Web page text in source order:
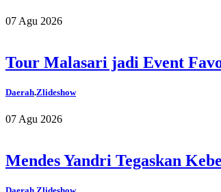
07 Agu 2026
Tour Malasari jadi Event
Daerah.Zlideshow
07 Agu 2026
Mendes Yandri Tegaskan